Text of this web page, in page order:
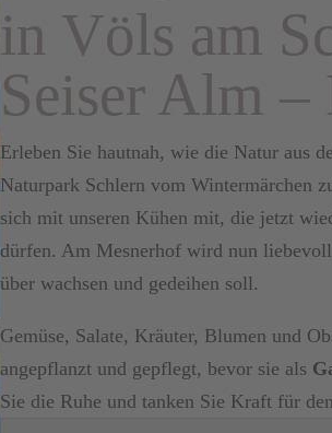
in Völs am
Seiser Alm
Erleben Sie hautnah, wie die Natur aus
Naturpark Schlern vom Wintermärchen
sich mit unseren Kühen mit, die jetzt
dürfen. Am Mesnerhof wird nun
über wachsen und gedeihen soll.
Gemüse, Salate, Kräuter, Blumen und
angepflanzt und gepflegt, bevor sie als
Sie die Ruhe und tanken Sie Kraft für